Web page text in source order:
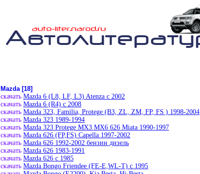
Mazda [18]
скачать Mazda 6 (L8, LF, L3) Atenza c 2002
скачать Mazda 6 (R4) c 2008
скачать Mazda 323, Familia, Protege (B3, ZL, ZM, FP, FS ) 1998-2004
скачать Mazda 323 1989-1994
скачать Mazda 323 Protege MX3 MX6 626 Miata 1990-1997
скачать Mazda 626 (FP,FS) Capella 1997-2002
скачать Mazda 626 1992-2002 бензин дизель
скачать Mazda 626 1983-1991
скачать Mazda 626 c 1985
скачать Mazda Bongo Friendee (FE-E,WL-T) c 1995